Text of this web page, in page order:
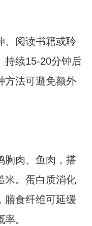
、阅读书籍或聆
持续15-20分钟后
方法可避免额外
胸肉、鱼肉，搭
米。蛋白质消化
膳食纤维可延缓
。